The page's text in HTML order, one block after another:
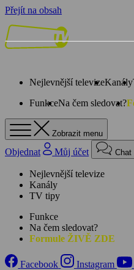
Přejít na obsah
Nejlevnější televizeKanály
FunkceNa čem sledovat?
Zobrazit menu
Objednat Můj účet Chat
Nejlevnější televize
Kanály
TV tipy
Funkce
Na čem sledovat?
Formule ŽIVĚ ZDE
Facebook Instagram